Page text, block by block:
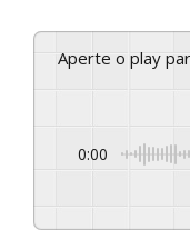
Aperte o play
0:00